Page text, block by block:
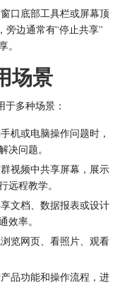
口底部工具栏或屏幕顶
旁边通常有“停止共享”
。
场景
多种场景：
机或电脑操作问题时，
决问题。
视频中共享屏幕，展示
远程教学。
文档、数据报表或设计
效率。
览网页、看照片、观看
品功能和操作流程，进